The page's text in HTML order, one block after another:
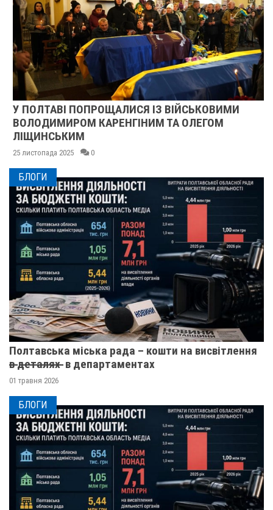
У ПОЛТАВІ ПОПРОЩАЛИСЯ ІЗ ВІЙСЬКОВИМИ
ВОЛОДИМИРОМ КАРЕНГІНИМ ТА ОЛЕГОМ
ЛІЩИНСЬКИМ
25 листопада 2025 0
БЛОГИ
Полтавська міська рада – кошти на висвітлення
в̶ ̶д̶е̶т̶а̶л̶я̶х̶ ̶ в департаментах
01 травня 2026
БЛОГИ